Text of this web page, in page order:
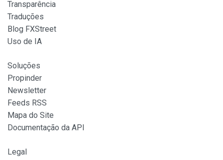
Transparência
Traduções
Blog FXStreet
Uso de IA
Soluções
Propinder
Newsletter
Feeds RSS
Mapa do Site
Documentação da API
Legal